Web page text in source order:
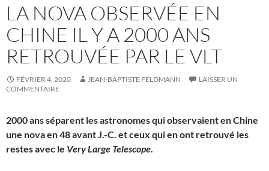
LA NOVA OBSERVÉE EN
CHINE IL Y A 2000 ANS
RETROUVÉE PAR LE VLT
FÉVRIER 4, 2020 JEAN-BAPTISTE FELDMANN
LAISSER UN
COMMENTAIRE
2000 ans séparent les astronomes qui observaient en Chine
une nova en 48 avant J.-C. et ceux qui en ont retrouvé les
restes avec le Very Large Telescope.